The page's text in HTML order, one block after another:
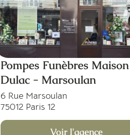
Pompes Funèbres Maison
Dulac - Marsoulan
6 Rue Marsoulan
75012 Paris 12
Voir l'agence